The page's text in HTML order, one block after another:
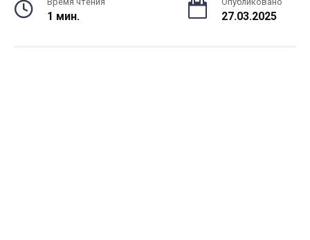
1 мин. 27.03.2025